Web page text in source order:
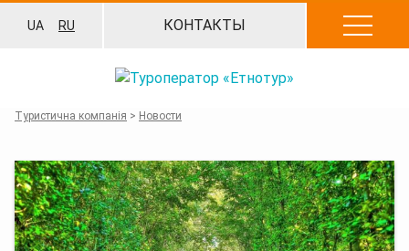
UA RU КОНТАКТЫ
Туристична компанія > Новости